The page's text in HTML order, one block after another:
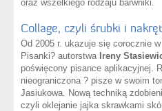
oraz wszelkiego rodzaju barwniki.
Collage, czyli śrubki i
Od 2005 r. ukazuje się corocznie
Pisanki? autorstwa Ireny
poświęcony pisance aplikacyjnej.
nieograniczona ? pisze w swoim
Jasiukowa. Nową techniką
czyli oklejanie jajka skrawkami